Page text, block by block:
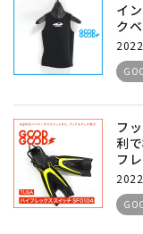
イ
ク
フ
利
フ